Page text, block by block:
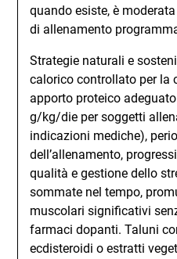
quando esiste, è
di allenamento
Strategie naturali e
calorico controllato per la
apporto proteico
g/kg/die per soggetti
indicazioni mediche),
dell’allenamento,
qualità e gestione dello
sommate nel tempo,
muscolari significativi
farmaci dopanti. Taluni
ecdisteroidi o estratti